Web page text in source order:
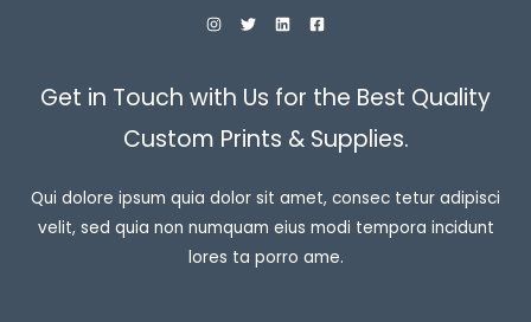
Get in Touch with Us for the Best Quality
Custom Prints & Supplies.
Qui dolore ipsum quia dolor sit amet, consec tetur adipisci
velit, sed quia non numquam eius modi tempora incidunt
lores ta porro ame.